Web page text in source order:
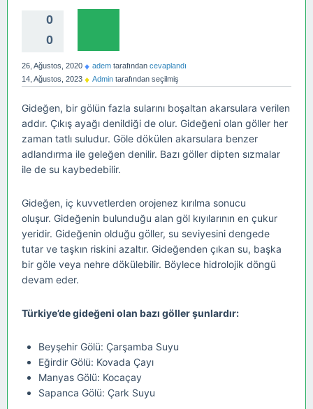
0
0
26, Ağustos, 2020 ♦ adem tarafından cevaplandı
14, Ağustos, 2023 ♦ Admin tarafından seçilmiş
Gideğen, bir gölün fazla sularını boşaltan akarsulara verilen
addır. Çıkış ayağı denildiği de olur. Gideğeni olan göller her
zaman tatlı suludur. Göle dökülen akarsulara benzer
adlandırma ile geleğen denilir. Bazı göller dipten sızmalar
ile de su kaybedebilir.
Gideğen, iç kuvvetlerden orojenez kırılma sonucu
oluşur. Gideğenin bulunduğu alan göl kıyılarının en çukur
yeridir. Gideğenin olduğu göller, su seviyesini dengede
tutar ve taşkın riskini azaltır. Gideğenden çıkan su, başka
bir göle veya nehre dökülebilir. Böylece hidrolojik döngü
devam eder.
Türkiye’de gideğeni olan bazı göller şunlardır:
Beyşehir Gölü: Çarşamba Suyu
Eğirdir Gölü: Kovada Çayı
Manyas Gölü: Kocaçay
Sapanca Gölü: Çark Suyu